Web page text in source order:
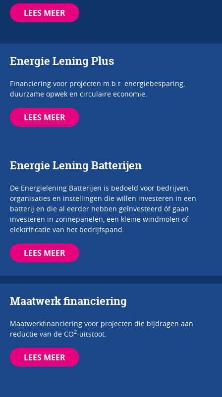
LEES MEER
Energie Lening Plus
Financiering voor projecten m.b.t. energiebesparing,
duurzame opwek en circulaire economie.
LEES MEER
Energie Lening Batterijen
De Energielening Batterijen is bedoeld voor bedrijven,
organisaties en instellingen die willen investeren in een
batterij en die al eerder hebben geînvesteerd óf gaan
investeren in zonnepanelen, een kleine windmolen of
elektrificatie van het bedrijfspand.
LEES MEER
Maatwerk financiering
Maatwerkfinanciering voor projecten die bijdragen aan
reductie van de CO2-uitstoot.
LEES MEER